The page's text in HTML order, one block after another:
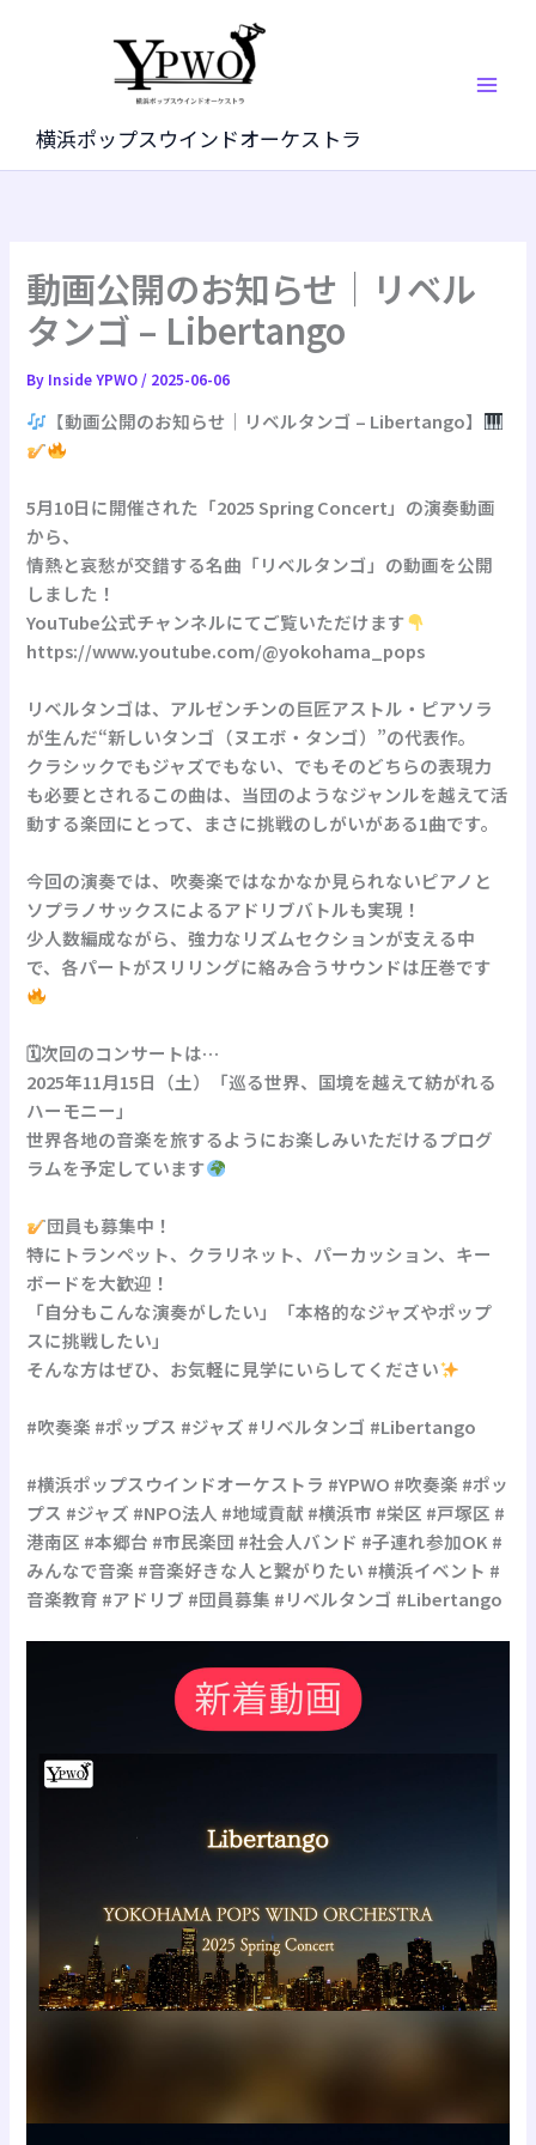
横浜ポップスウインドオーケストラ
動画公開のお知らせ｜リベル
タンゴ – Libertango
By Inside YPWO / 2025-06-06
【動画公開のお知らせ｜リベルタンゴ – Libertango】
5月10日に開催された「2025 Spring Concert」の演奏動画
から、
情熱と哀愁が交錯する名曲「リベルタンゴ」の動画を公開
しました！
YouTube公式チャンネルにてご覧いただけます
https://www.youtube.com/@yokohama_pops
リベルタンゴは、アルゼンチンの巨匠アストル・ピアソラ
が生んだ“新しいタンゴ（ヌエボ・タンゴ）”の代表作。
クラシックでもジャズでもない、でもそのどちらの表現力
も必要とされるこの曲は、当団のようなジャンルを越えて活
動する楽団にとって、まさに挑戦のしがいがある1曲です。
今回の演奏では、吹奏楽ではなかなか見られないピアノと
ソプラノサックスによるアドリブバトルも実現！
少人数編成ながら、強力なリズムセクションが支える中
で、各パートがスリリングに絡み合うサウンドは圧巻です
🗓次回のコンサートは…
2025年11月15日（土）「巡る世界、国境を越えて紡がれる
ハーモニー」
世界各地の音楽を旅するようにお楽しみいただけるプログ
ラムを予定しています
団員も募集中！
特にトランペット、クラリネット、パーカッション、キー
ボードを大歓迎！
「自分もこんな演奏がしたい」「本格的なジャズやポップ
スに挑戦したい」
そんな方はぜひ、お気軽に見学にいらしてください
#吹奏楽 #ポップス #ジャズ #リベルタンゴ #Libertango
#横浜ポップスウインドオーケストラ #YPWO #吹奏楽 #ポッ
プス #ジャズ #NPO法人 #地域貢献 #横浜市 #栄区 #戸塚区 #
港南区 #本郷台 #市民楽団 #社会人バンド #子連れ参加OK #
みんなで音楽 #音楽好きな人と繋がりたい #横浜イベント #
音楽教育 #アドリブ #団員募集 #リベルタンゴ #Libertango